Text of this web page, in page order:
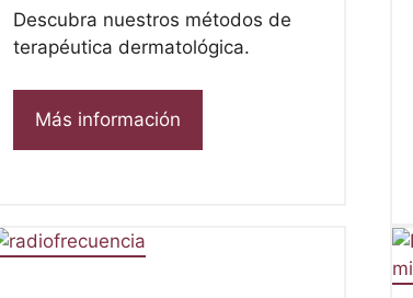
Descubra nuestros métodos de
terapéutica dermatológica.
Más información